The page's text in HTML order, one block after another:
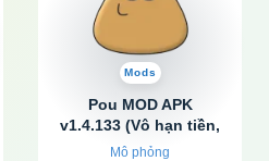
Mods
Pou MOD APK
v1.4.133 (Vô hạn tiền,
coin)
Mô phỏng